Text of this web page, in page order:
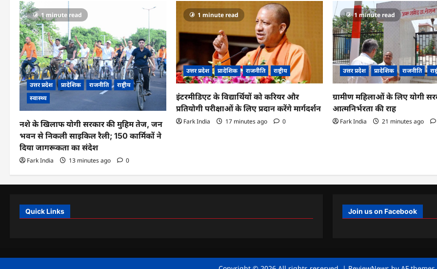
1 minute read
उत्तर प्रदेश प्रादेशिक राजनीति
राष्ट्रीय
स्वास्थ्य
नशे के खिलाफ योगी सरकार की मुहिम तेज, जन
भवन से निकली साइकिल रैली; 150 कार्मिकों ने
दिया जागरूकता का संदेश
Fark India 13 minutes ago 0
1 minute read
उत्तर प्रदेश प्रादेशिक राजनीति राष्ट्रीय
इंटरमीडिएट के विद्यार्थियों को करियर और
प्रतियोगी परीक्षाओं के लिए प्रदान करेंगे मार्गदर्शन
Fark India 17 minutes ago 0
1 minute read
उत्तर प्रदेश प्रादेशिक राजनीति
ग्रामीण महिलाओं के लिए योगी
आत्मनिर्भरता की राह
Fark India 21 minutes ago
Quick Links Join us on Facebook